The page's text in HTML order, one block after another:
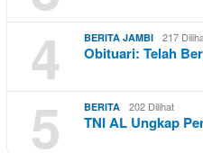
4 BERITA JAMBI 217
Obituari: Telah
5 BERITA 202 Dilihat
TNI AL Ungkap